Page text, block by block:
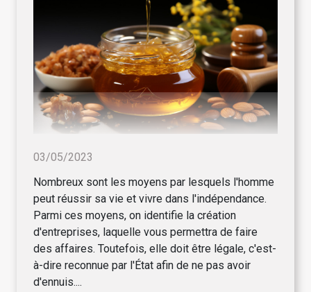
03/05/2023
Nombreux sont les moyens par lesquels l'homme
peut réussir sa vie et vivre dans l'indépendance.
Parmi ces moyens, on identifie la création
d'entreprises, laquelle vous permettra de faire
des affaires. Toutefois, elle doit être légale, c'est-
à-dire reconnue par l'État afin de ne pas avoir
d'ennuis....